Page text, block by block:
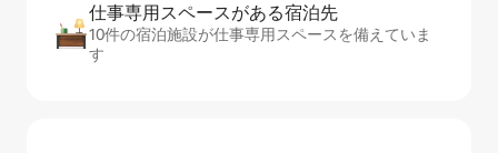
仕事専用ス⁠ペ⁠ー⁠スがあ⁠る宿⁠泊⁠先
10件の宿泊施設が仕事専用スペースを備えていま
す